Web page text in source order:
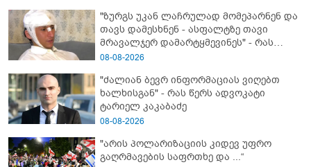
"ზურგს უკან ლაჩრულად მომეპარნენ და
თავს დამესხნენ - ასფალტზე თავი
მრავალჯერ დამარტყმევინეს" - რას
ჰყვება კურიერი, რომელსაც
გაუსწორდნენ?
08-08-2026
"ძალიან ბევრ ინფორმაციას ვიღებთ
ხალხისგან" - რას წერს ადვოკატი
ტარიელ კაკაბაძე
08-08-2026
"არის პოლარიზაციის კიდევ უფრო
გაღრმავების საფრთხე და ...“